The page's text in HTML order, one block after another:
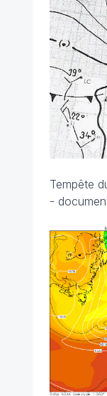
Tempête
-